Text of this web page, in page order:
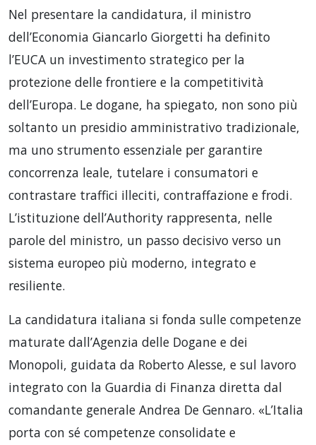
Nel presentare la candidatura, il ministro
dell’Economia Giancarlo Giorgetti ha definito
l’EUCA un investimento strategico per la
protezione delle frontiere e la competitività
dell’Europa. Le dogane, ha spiegato, non sono più
soltanto un presidio amministrativo tradizionale,
ma uno strumento essenziale per garantire
concorrenza leale, tutelare i consumatori e
contrastare traffici illeciti, contraffazione e frodi.
L’istituzione dell’Authority rappresenta, nelle
parole del ministro, un passo decisivo verso un
sistema europeo più moderno, integrato e
resiliente.
La candidatura italiana si fonda sulle competenze
maturate dall’Agenzia delle Dogane e dei
Monopoli, guidata da Roberto Alesse, e sul lavoro
integrato con la Guardia di Finanza diretta dal
comandante generale Andrea De Gennaro. «L’Italia
porta con sé competenze consolidate e